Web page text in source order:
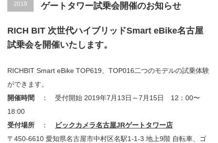
2019
ゲートタワー試乗会開催のお知らせ
RICH BIT 次世代ハイブリッドSmart eBike名古屋
試乗会を開催いたします。
RICHBIT Smart eBike TOP619、TOP016二つのモデルの試乗体験
ができます。
開催時間
： 受付開始 2019年7月13日～7月15日 12：00〜
18:00
受付場所 ：
ビックカメラ名古屋JRゲートタワー店
〒450-6610 愛知県名古屋市中村区名駅1-1-3 地上9階 自転車、ゴ